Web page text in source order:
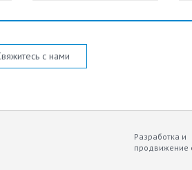
с нами
Разработка и
продвижение